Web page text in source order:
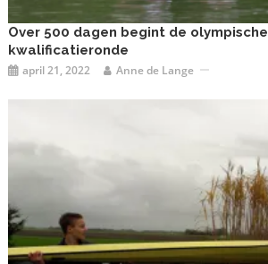
Over 500 dagen begint de olympische
kwalificatieronde
april 21, 2022 Anne de Lange